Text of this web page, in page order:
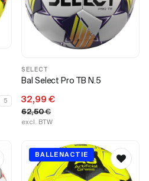
5
SELECT
Bal Select Pro TB N.5
32,99 €
62,50€
excl. BTW
BALLENACTIE